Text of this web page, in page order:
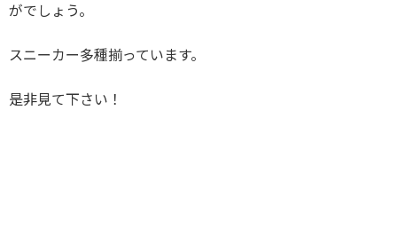
がでしょう。
スニーカー多種揃っています。
是非見て下さい！